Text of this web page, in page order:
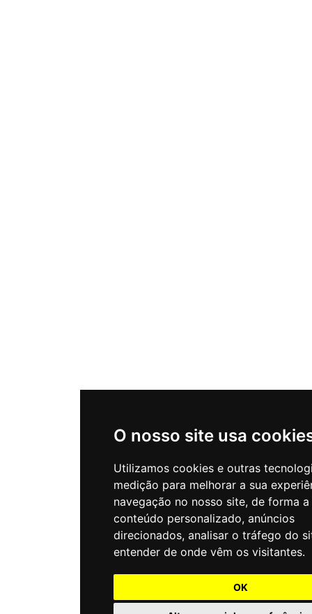
O nosso site usa
Utilizamos cookies e outras
medição para melhorar a sua
navegação no nosso site, de forma
conteúdo personalizado, anúncios
direcionados, analisar o tráfego do
entender de onde vêm os visitantes.
OK